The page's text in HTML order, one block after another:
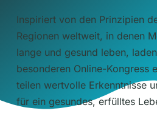
Inspiriert von den Prinzipien
Regionen weltweit, in denen
lange und gesund leben,
besonderen Online-Kongress
teilen wertvolle Erkenntnisse
für ein gesundes, erfülltes